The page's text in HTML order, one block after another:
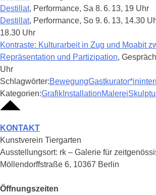
Destillat, Performance, Sa 8. 6. 13, 19 Uhr
Destillat, Performance, So 9. 6. 13, 14.30
18.30 Uhr
Kontraste: Kulturarbeit in Zug und Moabit
Repräsentation und Partizipation, Gespräch
Uhr
Schlagwörter:BewegungGastkurator*in
Kategorien:Grafik InstallationMalerei
KONTAKT
Kunstverein Tiergarten
Ausstellungsort: rk – Galerie für
Möllendorffstraße 6, 10367 Berlin
Öffnungszeiten